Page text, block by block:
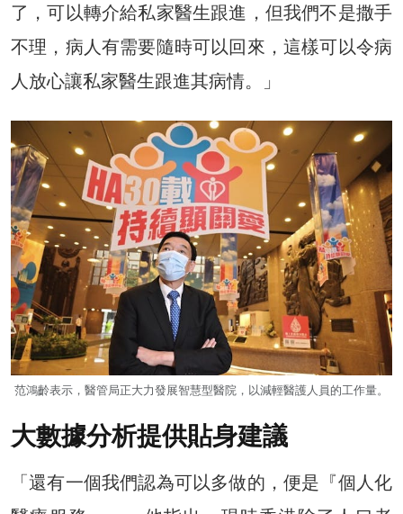
了，可以轉介給私家醫生跟進，但我們不是撒手
不理，病人有需要隨時可以回來，這樣可以令病
人放心讓私家醫生跟進其病情。」
范鴻齡表示，醫管局正大力發展智慧型醫院，以減輕醫護人員的工作量。
大數據分析提供貼身建議
「還有一個我們認為可以多做的，便是『個人化